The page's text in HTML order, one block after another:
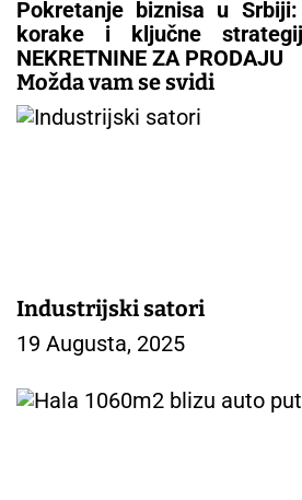
g
a
c
i
j
a
a
Pokretanje biznisa u
korake i ključne
NEKRETNINE ZA PRODAJU
Možda vam se svidi
Industrijski satori
19 Augusta, 2025